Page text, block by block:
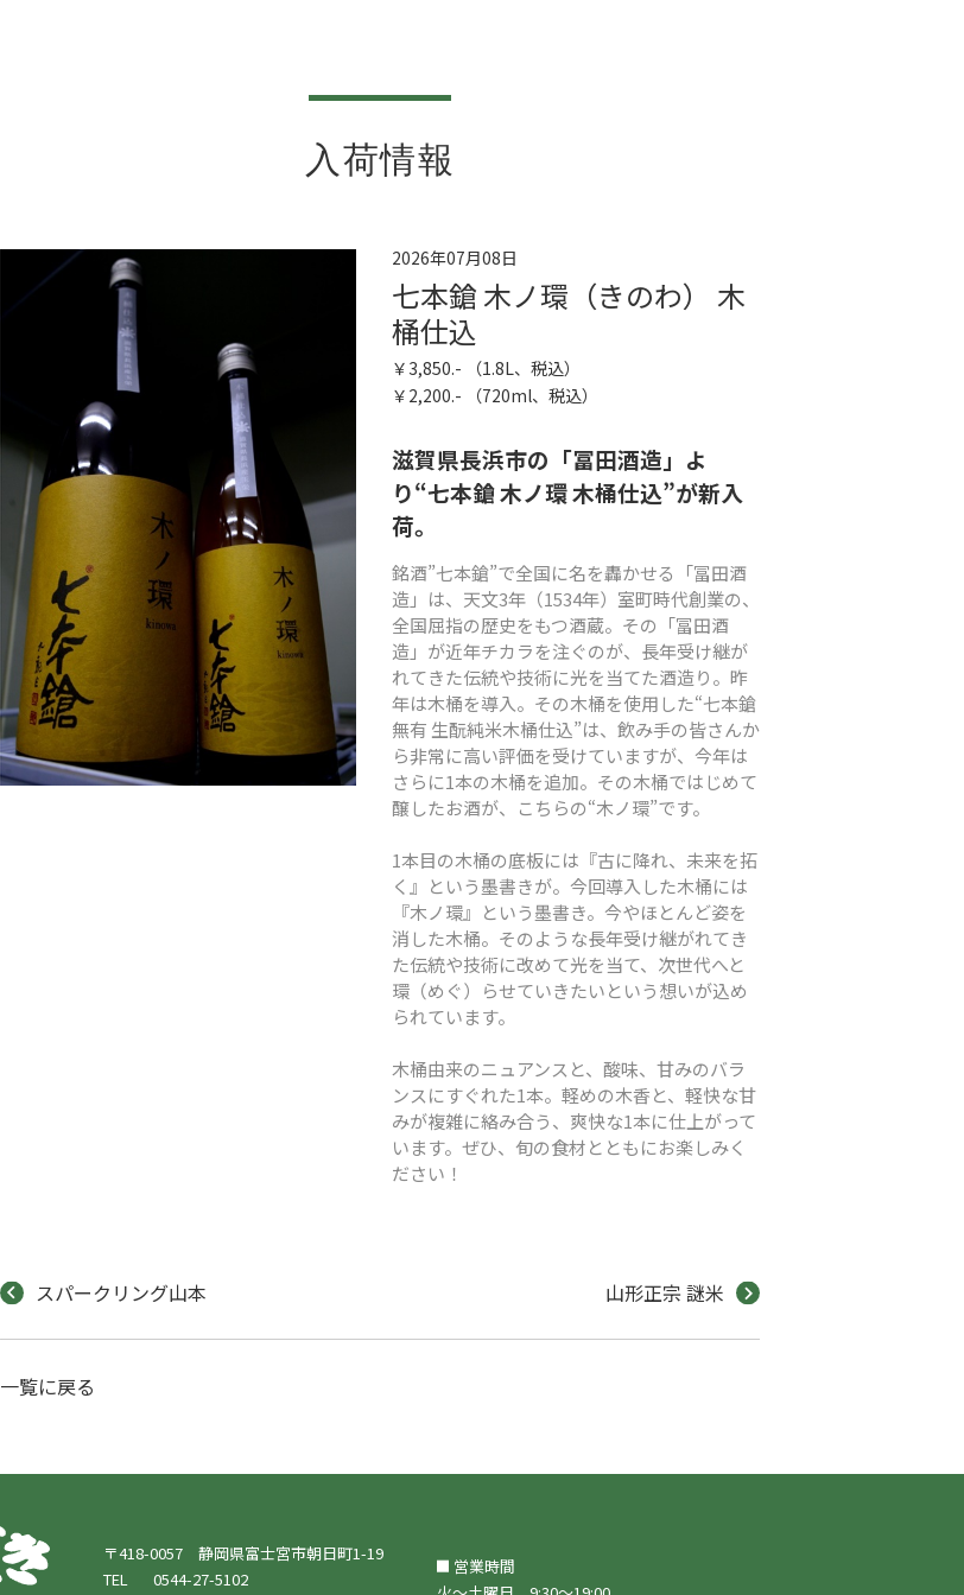
入荷情報
2026年07月08日
七本鎗 木ノ環（きのわ） 木
桶仕込
￥3,850.- （1.8L、税込）
￥2,200.- （720ml、税込）
滋賀県長浜市の「冨田酒造」よ
り“七本鎗 木ノ環 木桶仕込”が新入
荷。
銘酒”七本鎗”で全国に名を轟かせる「冨田酒
造」は、天文3年（1534年）室町時代創業の、
全国屈指の歴史をもつ酒蔵。その「冨田酒
造」が近年チカラを注ぐのが、長年受け継が
れてきた伝統や技術に光を当てた酒造り。昨
年は木桶を導入。その木桶を使用した“七本鎗
無有 生酛純米木桶仕込”は、飲み手の皆さんか
ら非常に高い評価を受けていますが、今年は
さらに1本の木桶を追加。その木桶ではじめて
醸したお酒が、こちらの“木ノ環”です。
1本目の木桶の底板には『古に降れ、未来を拓
く』という墨書きが。今回導入した木桶には
『木ノ環』という墨書き。今やほとんど姿を
消した木桶。そのような長年受け継がれてき
た伝統や技術に改めて光を当て、次世代へと
環（めぐ）らせていきたいという想いが込め
られています。
木桶由来のニュアンスと、酸味、甘みのバラ
ンスにすぐれた1本。軽めの木香と、軽快な甘
みが複雑に絡み合う、爽快な1本に仕上がって
います。ぜひ、旬の食材とともにお楽しみく
ださい！
スパークリング山本 山形正宗 謎米
一覧に戻る
〒418-0057 静岡県富士宮市朝日町1-19
TEL
0544-27-5102
営業時間
入荷情報 日本酒リスト焼酎・リキュールリスト ワインリスト 店舗情報 お問い合わせ
全国へ発送致します
TEL 0544-27-5102
火〜土曜日 9:30〜19:00
定休日：日曜日、月曜日